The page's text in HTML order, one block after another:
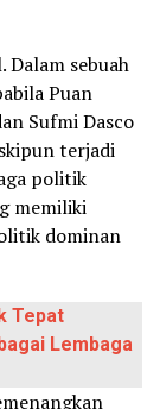
sebuah
Puan
Sufmi Dasco
terjadi
politik
memiliki
dominan
Tepat
Lembaga